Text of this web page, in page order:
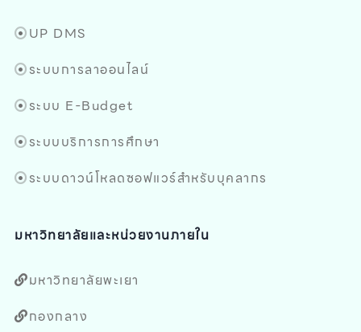
UP DMS
ระบบการลาออนไลน์
ระบบ E-Budget
ระบบบริการการศึกษา
ระบบดาวน์โหลดซอฟแวร์สำหรับบุคลากร
มหาวิทยาลัยและหน่วยงานภายใน
มหาวิทยาลัยพะเยา
กองกลาง